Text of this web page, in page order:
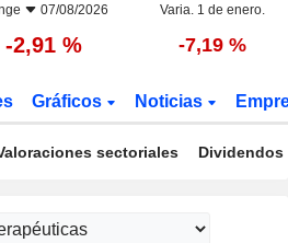
07/08/2026 Varia. 1 de enero.
-2,91 % -7,19 %
Gráficos Noticias
sectoriales